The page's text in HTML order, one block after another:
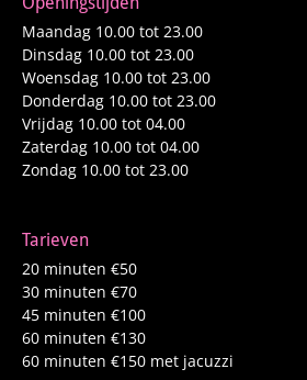
Maandag 10.00 tot 23.00
Dinsdag 10.00 tot 23.00
Woensdag 10.00 tot 23.00
Donderdag 10.00 tot 23.00
Vrijdag 10.00 tot 04.00
Zaterdag 10.00 tot 04.00
Zondag 10.00 tot 23.00
Tarieven
20 minuten €50
30 minuten €70
45 minuten €100
60 minuten €130
60 minuten €150 met jacuzzi